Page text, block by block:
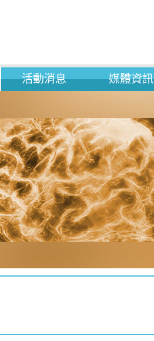
活動消息 媒體資訊